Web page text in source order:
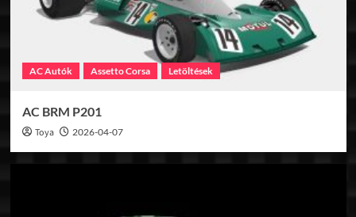
AC Autók Assetto Corsa Letöltések
AC BRM P201
Toya 2026-04-07